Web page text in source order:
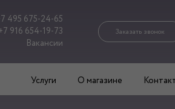
495 675-24-65
916 654-19-73
Вакансии
Заказать звонок
Услуги О магазине